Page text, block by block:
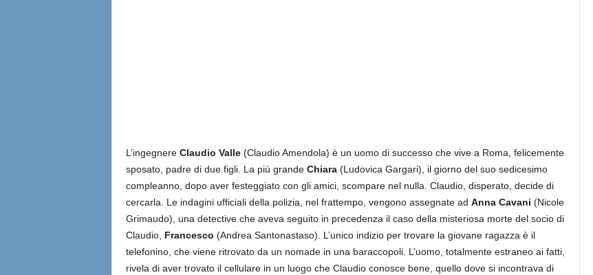
L’ingegnere Claudio Valle(Claudio Amendola) è un uomo di successo che vive a Roma, felicemente
sposato, padre di due figli. La più grande Chiara(Ludovica Gargari), il giorno del suo sedicesimo
compleanno, dopo aver festeggiato con gli amici, scompare nel nulla. Claudio, disperato, decide di
cercarla. Le indagini ufficiali della polizia, nel frattempo, vengono assegnate ad Anna Cavani (Nicole
Grimaudo), una detective che aveva seguito in precedenza il caso della misteriosa morte del socio di
Claudio, Francesco (Andrea Santonastaso). L’unico indizio per trovare la giovane ragazza è il
telefonino, che viene ritrovato da un nomade in una baraccopoli. L’uomo, totalmente estraneo ai fatti,
rivela di aver trovato il cellulare in un luogo che Claudio conosce bene, quello dove si incontrava di